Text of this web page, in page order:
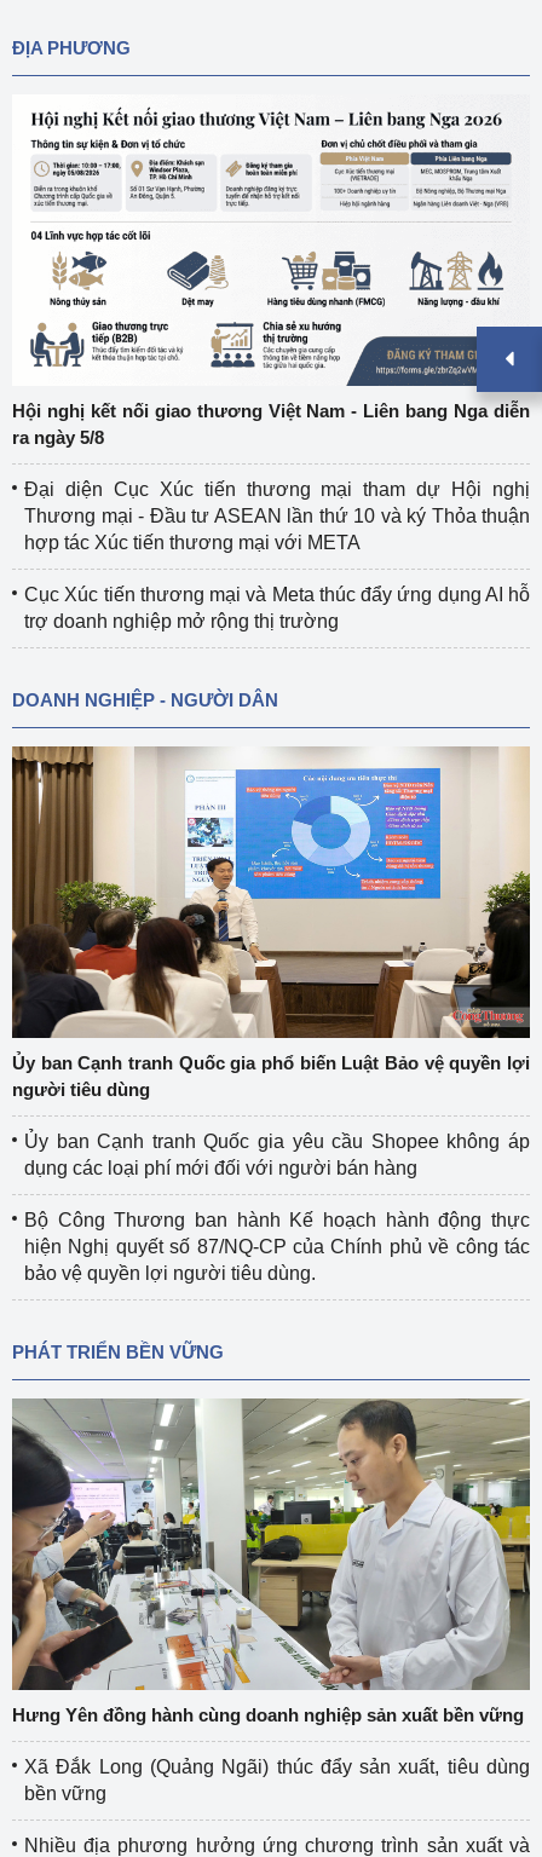
ĐỊA PHƯƠNG
Hội nghị kết nối giao thương Việt Nam - Liên bang Nga diễn
ra ngày 5/8
Đại diện Cục Xúc tiến thương mại tham dự Hội nghị
Thương mại - Đầu tư ASEAN lần thứ 10 và ký Thỏa thuận
hợp tác Xúc tiến thương mại với META
Cục Xúc tiến thương mại và Meta thúc đẩy ứng dụng AI hỗ
trợ doanh nghiệp mở rộng thị trường
DOANH NGHIỆP - NGƯỜI DÂN
Ủy ban Cạnh tranh Quốc gia phổ biến Luật Bảo vệ quyền lợi
người tiêu dùng
Ủy ban Cạnh tranh Quốc gia yêu cầu Shopee không áp
dụng các loại phí mới đối với người bán hàng
Bộ Công Thương ban hành Kế hoạch hành động thực
hiện Nghị quyết số 87/NQ-CP của Chính phủ về công tác
bảo vệ quyền lợi người tiêu dùng.
PHÁT TRIỂN BỀN VỮNG
Hưng Yên đồng hành cùng doanh nghiệp sản xuất bền vững
Xã Đắk Long (Quảng Ngãi) thúc đẩy sản xuất, tiêu dùng
bền vững
Nhiều địa phương hưởng ứng chương trình sản xuất và